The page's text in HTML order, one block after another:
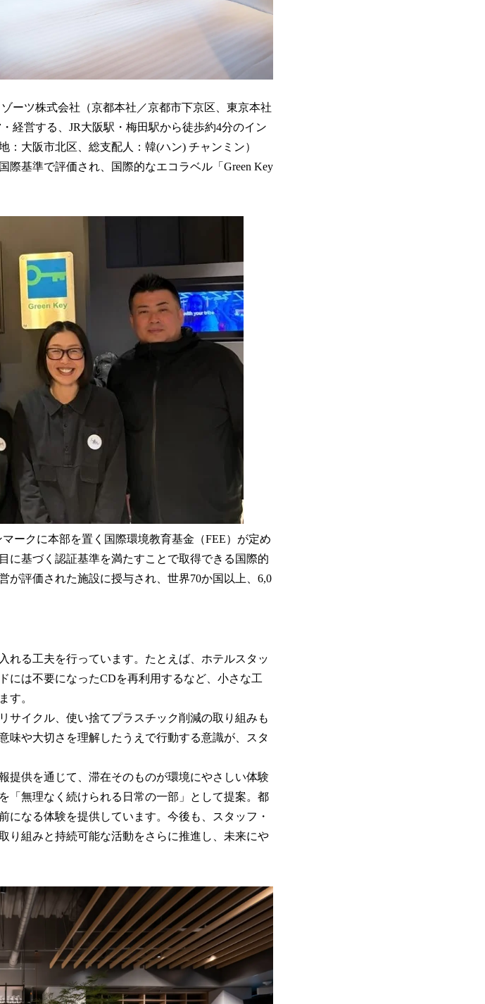
ーツ株式会社（京都本社／京都市下京区、東京本社
経営する、JR大阪駅・梅田駅から徒歩約4分のイン
大阪市北区、総支配人：韓(ハン) チャンミン）
基準で評価され、国際的なエコラベル「Green Key
マークに本部を置く国際環境教育基金（FEE）が定め
に基づく認証基準を満たすことで取得できる国際的
が評価された施設に授与され、世界70か国以上、6,0
れる工夫を行っています。たとえば、ホテルスタッ
には不要になったCDを再利用するなど、小さな工
す。
サイクル、使い捨てプラスチック削減の取り組みも
味や大切さを理解したうえで行動する意識が、スタ
提供を通じて、滞在そのものが環境にやさしい体験
「無理なく続けられる日常の一部」として提案。都
なる体験を提供しています。今後も、スタッフ・
り組みと持続可能な活動をさらに推進し、未来にや